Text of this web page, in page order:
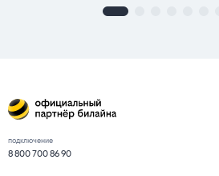
подключение
8 800 700 86 90